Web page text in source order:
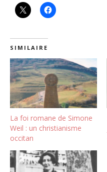
SIMILAIRE
La foi romane de Simone
Weil : un christianisme
occitan